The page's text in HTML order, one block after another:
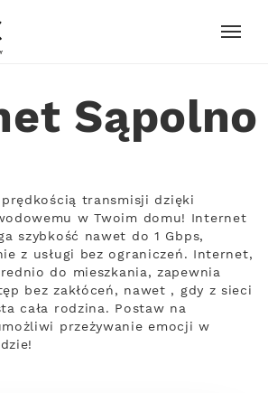
Sąpolno
prędkością transmisji dzięki
w Twoim domu! Internet
szybkość nawet do 1 Gbps,
z usługi bez ograniczeń. Internet,
do mieszkania, zapewnia
bez zakłóceń, nawet , gdy z sieci
cała rodzina. Postaw na
przeżywanie emocji w